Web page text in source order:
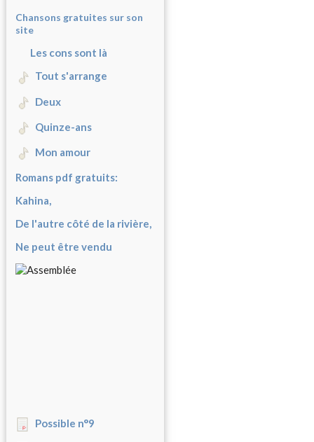
Chansons gratuites sur son
site
Les cons sont là
Tout s'arrange
Deux
Quinze-ans
Mon amour
Romans pdf gratuits:
Kahina,
De l'autre côté de la rivière,
Ne peut être vendu
Possible n°9